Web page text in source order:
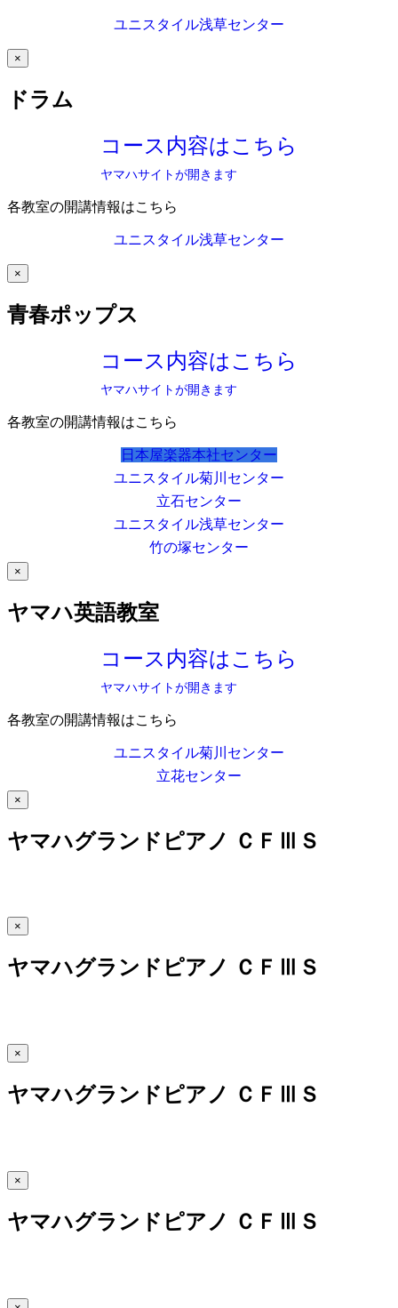
ユニスタイル浅草センター
×
ドラム
コース内容はこちら
ヤマハサイトが開きます
各教室の開講情報はこちら
ユニスタイル浅草センター
×
青春ポップス
コース内容はこちら
ヤマハサイトが開きます
各教室の開講情報はこちら
日本屋楽器本社センター
ユニスタイル菊川センター
立石センター
ユニスタイル浅草センター
竹の塚センター
×
ヤマハ英語教室
コース内容はこちら
ヤマハサイトが開きます
各教室の開講情報はこちら
ユニスタイル菊川センター
立花センター
×
ヤマハグランドピアノ ＣＦⅢＳ
×
ヤマハグランドピアノ ＣＦⅢＳ
×
ヤマハグランドピアノ ＣＦⅢＳ
×
ヤマハグランドピアノ ＣＦⅢＳ